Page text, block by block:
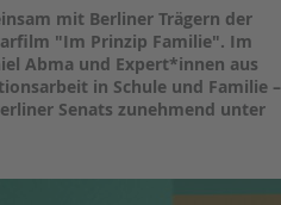
tandem international
mit Berliner Trägern der
"Im Prinzip Familie". Im
Abma und Expert*innen aus
in Schule und Familie –
Senats zunehmend unter